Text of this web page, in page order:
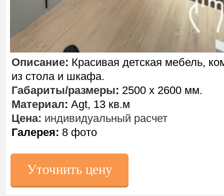
Описание: Красивая детская мебель,
из стола и шкафа.
Габариты/размеры: 2500 х 2600 мм.
Материал: Agt, 13 кв.м
Цена: индивидуальный расчет
Галерея: 8 фото
Уточнить цену